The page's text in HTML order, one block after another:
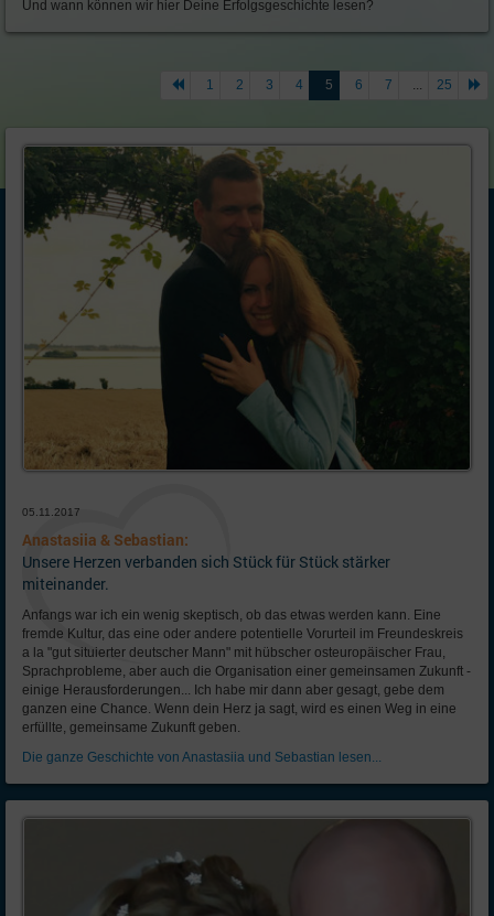
Und wann können wir hier Deine Erfolgsgeschichte lesen?
1 2 3 4 5 6 7 ... 25
05.11.2017
Anastasiia & Sebastian:
Unsere Herzen verbanden sich Stück für Stück stärker
miteinander.
Anfangs war ich ein wenig skeptisch, ob das etwas werden kann. Eine
fremde Kultur, das eine oder andere potentielle Vorurteil im Freundeskreis
a la "gut situierter deutscher Mann" mit hübscher osteuropäischer Frau,
Sprachprobleme, aber auch die Organisation einer gemeinsamen Zukunft -
einige Herausforderungen... Ich habe mir dann aber gesagt, gebe dem
ganzen eine Chance. Wenn dein Herz ja sagt, wird es einen Weg in eine
erfüllte, gemeinsame Zukunft geben.
Die ganze Geschichte von Anastasiia und Sebastian lesen...